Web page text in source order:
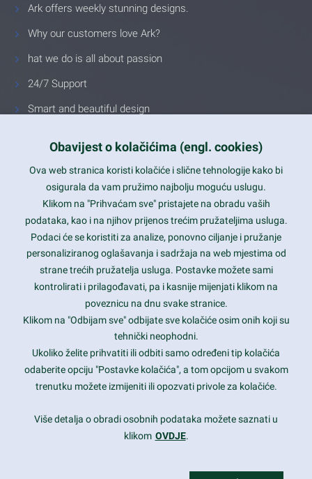
Ark offers weekly stunning designs.
Why our customers love Ark?
hat we do is all about passion
24/7 Support
Smart and beautiful design
Latest trends and much more...
Contact Info
1600 Amphitheatre Parkway, Mountain View, CA 94043
prothemes.net@gmail.com
Daily: 9:00 am - 6:00 pm
Sunday: Closed
Copyright 2017FRESHFACE© All Rights Reserved
Obavijest o kolačićima (engl. cookies)
Ova web stranica koristi kolačiće i slične tehnologije kako bi
osigurala da vam pružimo najbolju moguću uslugu.
Klikom na "Prihvaćam sve" pristajete na obradu vaših
podataka, kao i na njihov prijenos trećim pružateljima usluga.
Podaci će se koristiti za analize, ponovno ciljanje i pružanje
personaliziranog oglašavanja i sadržaja na web mjestima od
strane trećih pružatelja usluga. Postavke možete sami
kontrolirati i prilagođavati, pa i kasnije mijenjati klikom na
poveznicu na dnu svake stranice.
Klikom na "Odbijam sve" odbijate sve kolačiće osim onih koji su
tehnički neophodni.
Ukoliko želite prihvatiti ili odbiti samo određeni tip kolačića
odaberite opciju "Postavke kolačića", a tom opcijom u svakom
trenutku možete izmijeniti ili opozvati privole za kolačiće.
Više detalja o obradi osobnih podataka možete saznati u
klikom OVDJE.